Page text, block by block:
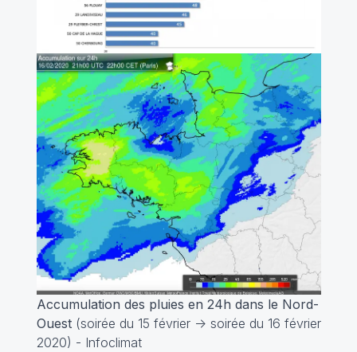
Accumulation des pluies en 24h dans le Nord-
Ouest(soirée du 15 février -> soirée du 16 février
2020) - Infoclimat